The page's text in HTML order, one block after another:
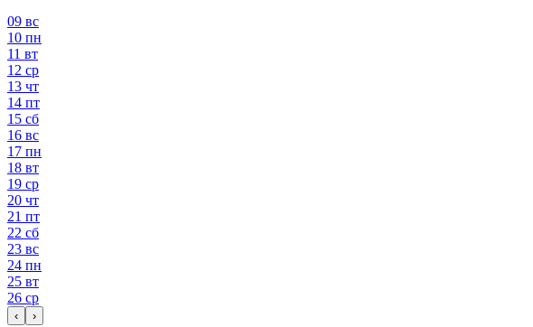
09 вс
10 пн
11 вт
12 ср
13 чт
14 пт
15 сб
16 вс
17 пн
18 вт
19 ср
20 чт
21 пт
22 сб
23 вс
24 пн
25 вт
26 ср
‹ ›